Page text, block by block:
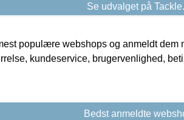
Se udvalget på
populære webshops og anmeldt dem
kundeservice, brugervenlighed,
Bedst anmeldte